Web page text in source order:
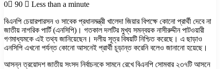
0
90 Less than a minute
বিএনপি চেয়ারপারসন ও সাবেক প্রধানমন্ত্রী খালেদা জিয়ার বিপক্ষে কোনো প্রার্থী দেবে না
জাতীয় নাগরিক পার্টি (এনসিপি)। গতকাল দলটির মুখ্য সমন্বয়ক নাসীরুদ্দীন পাটওয়ারী
গণমাধ্যমকে এই তথ্য জানিয়েছেন। দলীয় সূত্র বিষয়টি নিশ্চিত করেছে। এ ছাড়াও
এনসিপি এখনো পর্যন্ত কোনো আসনেই প্রার্থী চূড়ান্ত করেনি বলেও জানানো হয়েছে।
আসন্ন ত্রয়োদশ জাতীয় সংসদ নির্বাচনকে সামনে রেখে বিএনপি সোমবার ২৩৭টি আসনে